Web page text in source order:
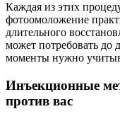
Каждая из этих
фотоомоложение
длительного
может потребовать до
моменты нужно
Инъекционные
против вас